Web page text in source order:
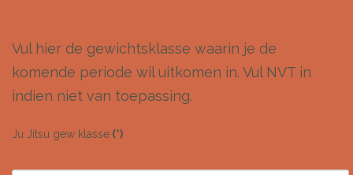
Vul hier de gewichtsklasse waarin je de
komende periode wil uitkomen in. Vul NVT in
indien niet van toepassing.
Ju Jitsu gew klasse (*)